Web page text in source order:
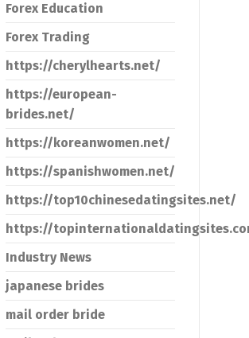
Forex Education
Forex Trading
https://cherylhearts.net/
https://european-
brides.net/
https://koreanwomen.net/
https://spanishwomen.net/
https://top10chinesedatingsites.net/
https://
Industry News
japanese brides
mail order bride